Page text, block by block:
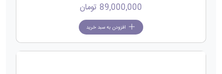
89,000,000 تومان
افزودن به سبد خرید